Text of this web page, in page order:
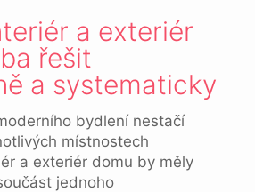
a exteriér
řešit
a systematicky
bydlení nestačí
místnostech
a exteriér domu by měly
jednoho